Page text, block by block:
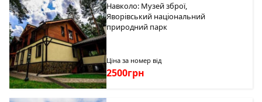
Навколо: Музей зброї,
Яворівський національний
природний парк
Ціна за номер від
2500грн